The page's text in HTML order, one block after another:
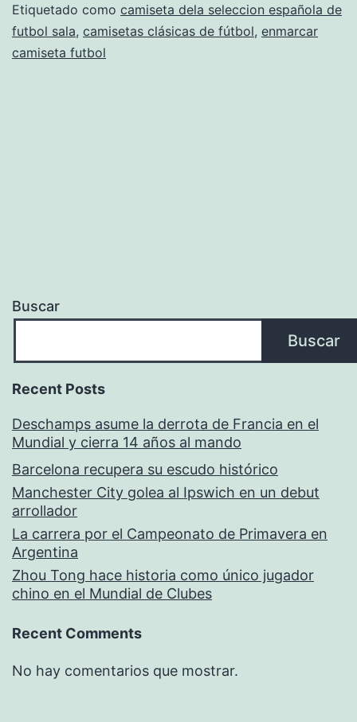
Etiquetado como camiseta dela seleccion española de
futbol sala, camisetas clásicas de fútbol, enmarcar
camiseta futbol
Buscar
Buscar
Recent Posts
Deschamps asume la derrota de Francia en el
Mundial y cierra 14 años al mando
Barcelona recupera su escudo histórico
Manchester City golea al Ipswich en un debut
arrollador
La carrera por el Campeonato de Primavera en
Argentina
Zhou Tong hace historia como único jugador
chino en el Mundial de Clubes
Recent Comments
No hay comentarios que mostrar.